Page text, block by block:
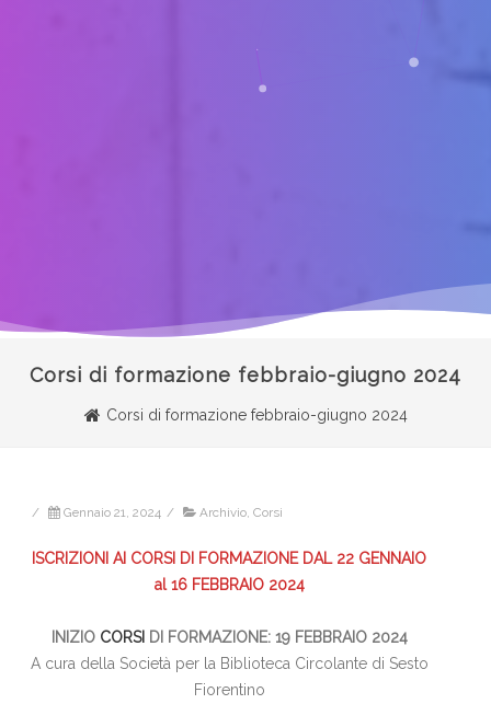
Corsi di formazione febbraio-giugno 2024
Corsi di formazione febbraio-giugno 2024
/ Gennaio 21, 2024 / Archivio, Corsi
ISCRIZIONI AI CORSI DI FORMAZIONE DAL 22 GENNAIO
al 16 FEBBRAIO 2024
INIZIO CORSI DI FORMAZIONE: 19 FEBBRAIO 2024
A cura della Società per la Biblioteca Circolante di Sesto
Fiorentino